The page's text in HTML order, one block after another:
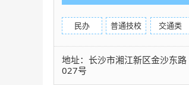
民办 普通技校 交通类
地址：长沙市湘江新区金沙东路
027号